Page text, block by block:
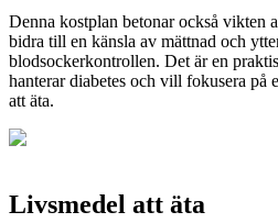
Denna kostplan betonar också vikten
bidra till en känsla av mättnad och
blodsockerkontrollen. Det är en
hanterar diabetes och vill fokusera på
att äta.
Livsmedel att äta